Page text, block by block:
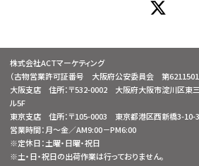
株式会社ACTマーケティング
（古物営業許可証番号 大阪府公安委員会 第
大阪支店 住所：〒532-0002 大阪府大阪市淀川区東三
ル5F
東京支店 住所：〒105-0003 東京都港区西新橋3-10-
営業時間：月～金／AM9:00－PM6:00
※定休日：土曜・日曜・祝日
※土・日・祝日の出荷作業は行っておりません。